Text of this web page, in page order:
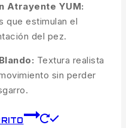
Atrayente YUM:
que estimulan el
del pez.
Textura realista
sin perder